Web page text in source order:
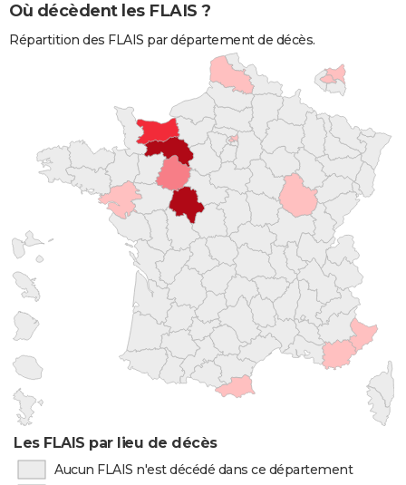
Où décèdent les FLAIS ?
Répartition des FLAIS par département de décès.
Les FLAIS par lieu de décès
Aucun FLAIS n'est décédé dans ce département